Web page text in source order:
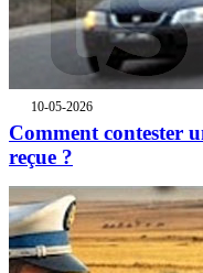
10-05-2026
Comment contester
reçue ?